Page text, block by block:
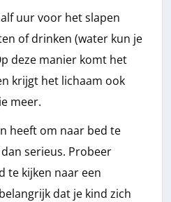
uur voor het slapen
of drinken (water kun je
deze manier komt het
krijgt het lichaam ook
meer.
heeft om naar bed te
serieus. Probeer
te kijken naar een
dat je kind zich